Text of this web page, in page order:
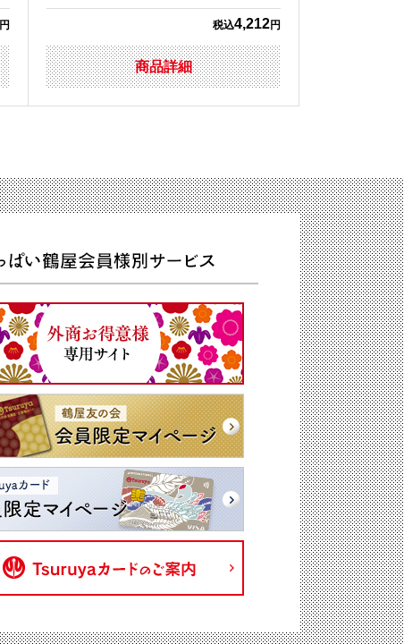
円 税込4,212円
商品詳細